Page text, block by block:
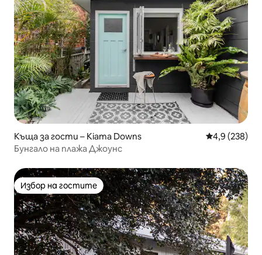
Къща за гости – Kiama Downs Средна
4,9 (238)
Бунгало на плажа Джоунс
Избор на гостите
Избор на гостите